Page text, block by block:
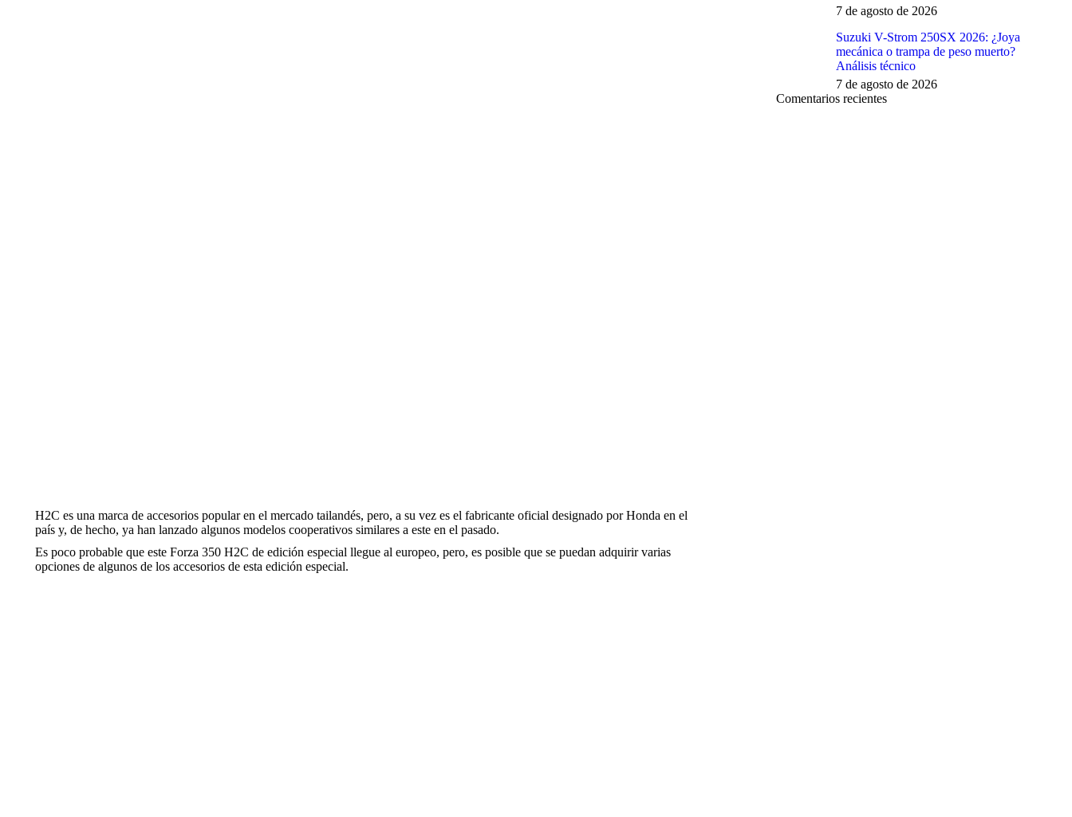
H2C es una marca de accesorios popular en el mercado tailandés, pero, a su vez es el fabricante oficial designado por Honda en el
país y, de hecho, ya han lanzado algunos modelos cooperativos similares a este en el pasado.
Es poco probable que este Forza 350 H2C de edición especial llegue al europeo, pero, es posible que se puedan adquirir varias
opciones de algunos de los accesorios de esta edición especial.
7 de agosto de 2026
Suzuki V-Strom 250SX 2026: ¿Joya
mecánica o trampa de peso muerto?
Análisis técnico
7 de agosto de 2026
Comentarios recientes